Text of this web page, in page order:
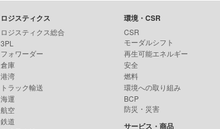
ロジスティクス
ロジスティクス総合
3PL
フォワーダー
倉庫
港湾
トラック輸送
海運
航空
鉄道
環境・CSR
CSR
モーダルシフト
再生可能エネルギー
安全
燃料
環境への取り組み
BCP
防災・災害
サービス・商品